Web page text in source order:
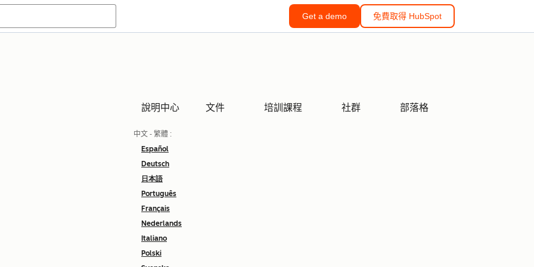
Get a demo 免費取得 HubSpot
說明中心 文件 培訓課程 社群 部落格
中文 - 繁體 :
Español
Deutsch
日本語
Português
Français
Nederlands
Italiano
Polski